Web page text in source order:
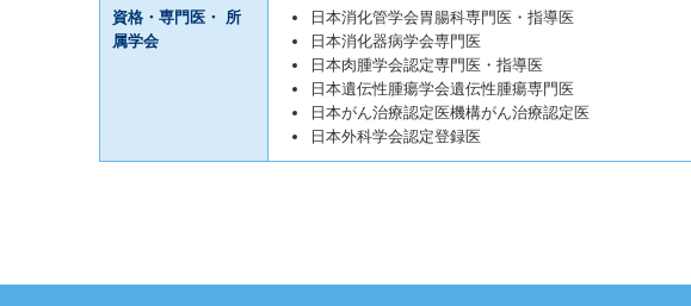
資格・専門医・ 所
属学会
日本消化管学会胃腸科専門医・指導医
日本消化器病学会専門医
日本肉腫学会認定専門医・指導医
日本遺伝性腫瘍学会遺伝性腫瘍専門医
日本がん治療認定医機構がん治療認定医
日本外科学会認定登録医